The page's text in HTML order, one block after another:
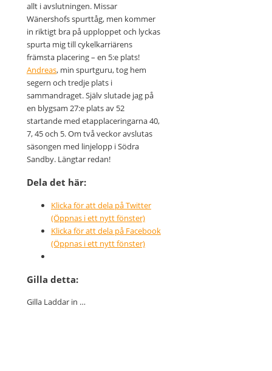
allt i avslutningen. Missar
Wänershofs spurttåg, men kommer
in riktigt bra på upploppet och lyckas
spurta mig till cykelkarriärens
främsta placering – en 5:e plats!
Andreas, min spurtguru, tog hem
segern och tredje plats i
sammandraget. Själv slutade jag på
en blygsam 27:e plats av 52
startande med etapplaceringarna 40,
7, 45 och 5. Om två veckor avslutas
säsongen med linjelopp i Södra
Sandby. Längtar redan!
Dela det här:
Klicka för att dela på Twitter
(Öppnas i ett nytt fönster)
Klicka för att dela på Facebook
(Öppnas i ett nytt fönster)
Gilla detta:
Gilla Laddar in …